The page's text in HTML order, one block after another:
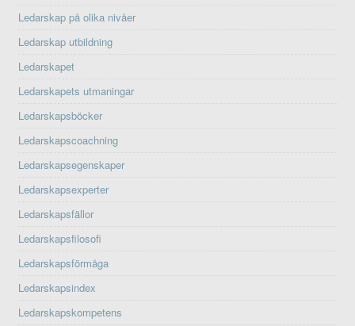
Ledarskap på olika nivåer
Ledarskap utbildning
Ledarskapet
Ledarskapets utmaningar
Ledarskapsböcker
Ledarskapscoachning
Ledarskapsegenskaper
Ledarskapsexperter
Ledarskapsfällor
Ledarskapsfilosofi
Ledarskapsförmåga
Ledarskapsindex
Ledarskapskompetens